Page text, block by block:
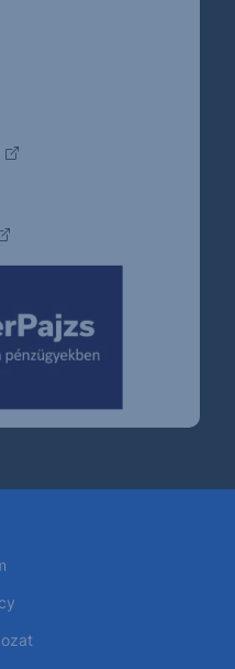
oldalra ugrik)
ugrik)
(külső oldalra ugrik)
oldalra ugrik)